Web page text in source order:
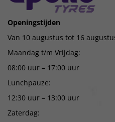
Openingstijden
Van 10 augustus tot 16
Maandag t/m Vrijdag:
08:00 uur – 17:00 uur
Lunchpauze:
12:30 uur – 13:00 uur
Zaterdag: